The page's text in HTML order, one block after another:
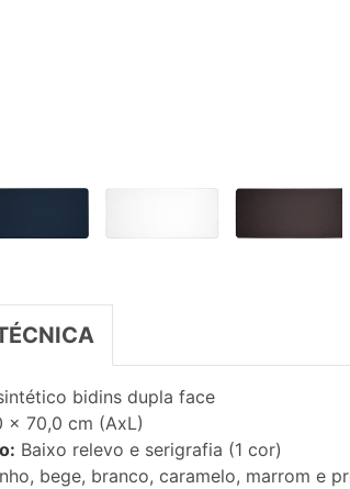
bidins dupla face
x 70,0 cm (AxL)
Baixo relevo e serigrafia (1 cor)
bege, branco, caramelo, marrom e